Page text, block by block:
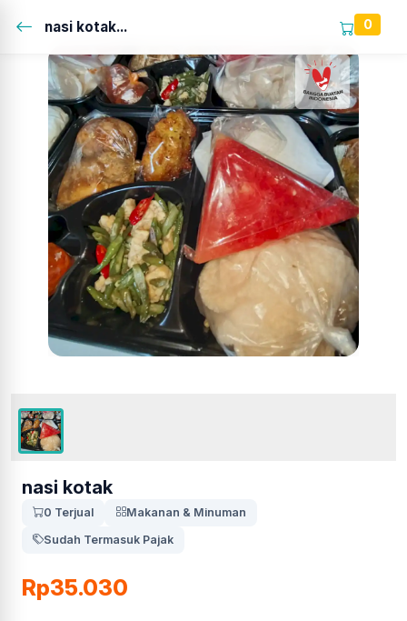
nasi kotak... 0
nasi kotak
0 Terjual
Makanan & Minuman
Sudah Termasuk Pajak
Rp35.030